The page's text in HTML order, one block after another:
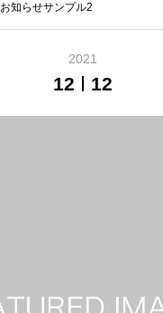
お知らせサンプル2
2021
12 12